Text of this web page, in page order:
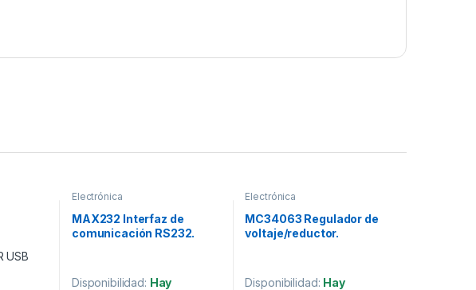
Electrónica
MAX232 Interfaz de
comunicación RS232.
Disponibilidad: Hay
Electrónica
MC34063 Regulador de
voltaje/reductor.
Disponibilidad: Hay